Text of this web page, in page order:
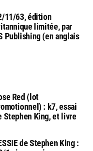
11/63, édition
limitée, par
Publishing (en anglais
Red (lot
: k7, essai
Stephen King, et livre
de Stephen King :